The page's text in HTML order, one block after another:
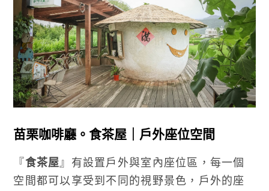
苗栗咖啡廳。食茶屋｜戶外座位空間
『食茶屋 』有設置戶外與室內座位區，每一個
空間都可以享受到不同的視野景色，戶外的座